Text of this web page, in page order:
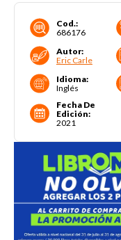
Cod.:
686176
Autor:
Eric Carle
Idioma:
Inglés
Fecha De
Edición:
2021